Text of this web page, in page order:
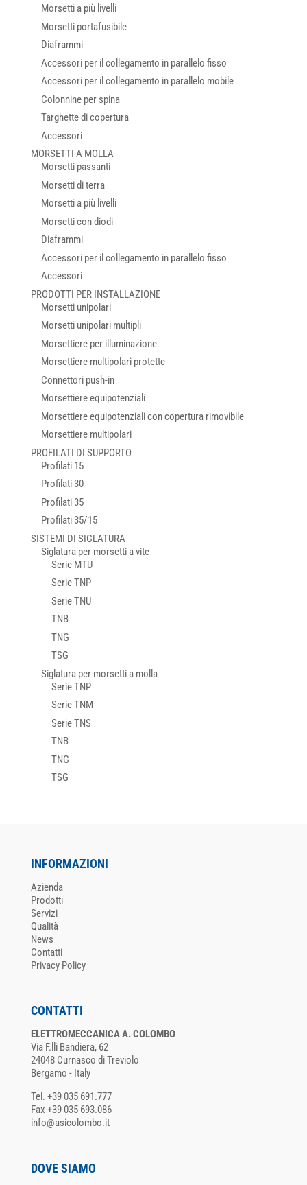
Morsetti a più livelli
Morsetti portafusibile
Diaframmi
Accessori per il collegamento in parallelo fisso
Accessori per il collegamento in parallelo mobile
Colonnine per spina
Targhette di copertura
Accessori
MORSETTI A MOLLA
Morsetti passanti
Morsetti di terra
Morsetti a più livelli
Morsetti con diodi
Diaframmi
Accessori per il collegamento in parallelo fisso
Accessori
PRODOTTI PER INSTALLAZIONE
Morsetti unipolari
Morsetti unipolari multipli
Morsettiere per illuminazione
Morsettiere multipolari protette
Connettori push-in
Morsettiere equipotenziali
Morsettiere equipotenziali con copertura rimovibile
Morsettiere multipolari
PROFILATI DI SUPPORTO
Profilati 15
Profilati 30
Profilati 35
Profilati 35/15
SISTEMI DI SIGLATURA
Siglatura per morsetti a vite
Serie MTU
Serie TNP
Serie TNU
TNB
TNG
TSG
Siglatura per morsetti a molla
Serie TNP
Serie TNM
Serie TNS
TNB
TNG
TSG
INFORMAZIONI
Azienda
Prodotti
Servizi
Qualità
News
Contatti
Privacy Policy
CONTATTI
ELETTROMECCANICA A. COLOMBO
Via F.lli Bandiera, 62
24048 Curnasco di Treviolo
Bergamo - Italy
Tel. +39 035 691.777
Fax +39 035 693.086
info@asicolombo.it
DOVE SIAMO